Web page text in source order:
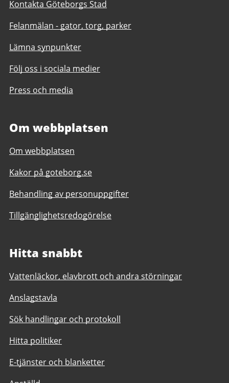
Kontakta Göteborgs Stad
Felanmälan - gator, torg, parker
Lämna synpunkter
Följ oss i sociala medier
Press och media
Om webbplatsen
Om webbplatsen
Kakor på goteborg.se
Behandling av personuppgifter
Tillgänglighetsredogörelse
Hitta snabbt
Vattenläckor, elavbrott och andra störningar
Anslagstavla
Sök handlingar och protokoll
Hitta politiker
E-tjänster och blanketter